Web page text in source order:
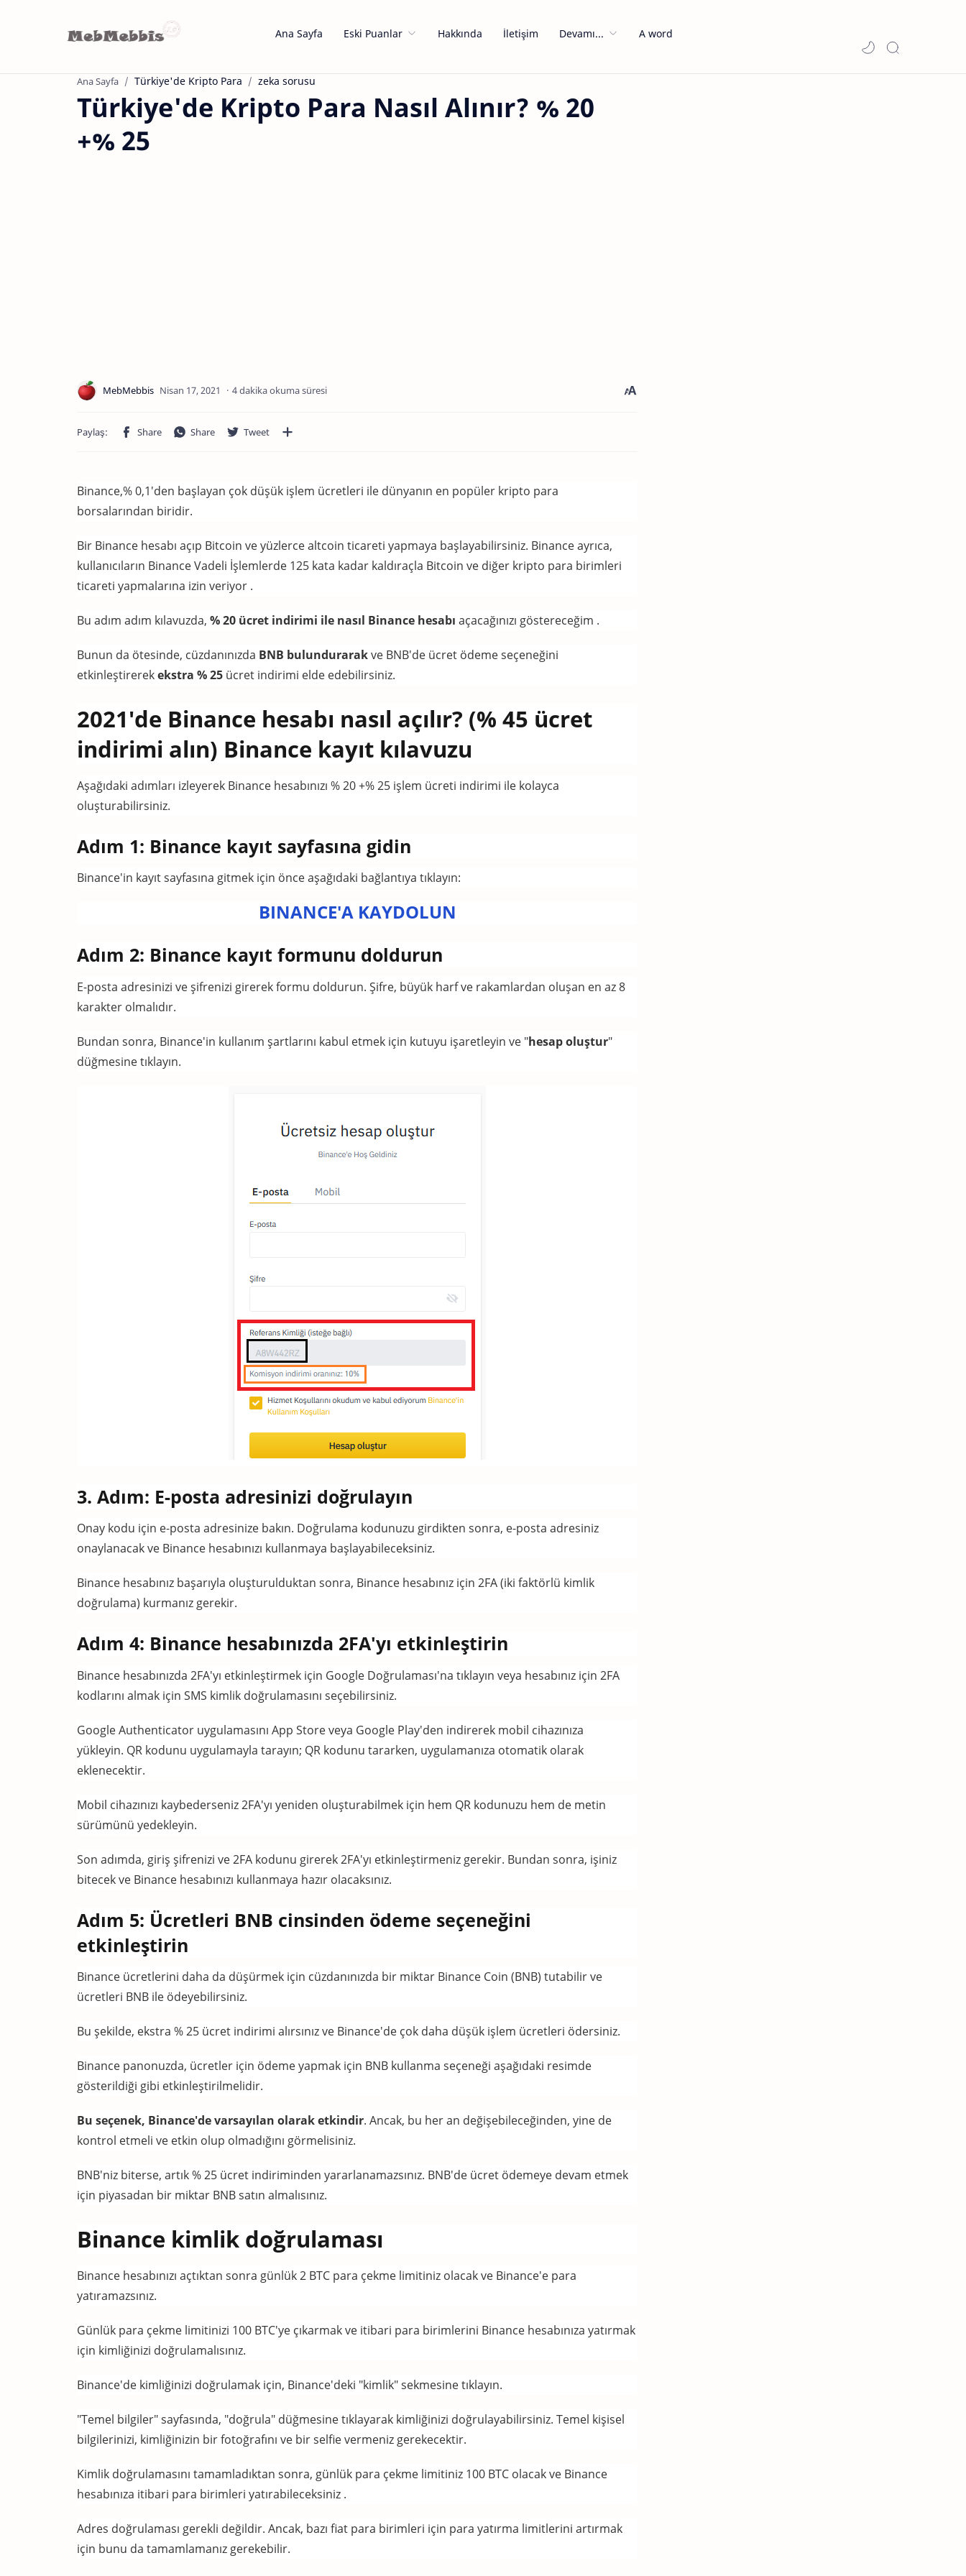
Ana Sayfa Eski Puanlar Hakkında İletişim Devamı... A word
Ana Sayfa Türkiye'de Kripto Para zeka sorusu
Türkiye'de Kripto Para Nasıl Alınır? % 20
+% 25
4 dakika okuma süresi
Binance,% 0,1'den başlayan çok düşük işlem ücretleri ile dünyanın en popüler kripto para
borsalarından biridir.
Bir Binance hesabı açıp Bitcoin ve yüzlerce altcoin ticareti yapmaya başlayabilirsiniz. Binance ayrıca,
kullanıcıların Binance Vadeli İşlemlerde 125 kata kadar kaldıraçla Bitcoin ve diğer kripto para birimleri
ticareti yapmalarına izin veriyor .
Bu adım adım kılavuzda, % 20 ücret indirimi ile nasıl Binance hesabı açacağınızı göstereceğim .
Bunun da ötesinde, cüzdanınızda BNB bulundurarakve BNB'de ücret ödeme seçeneğini
etkinleştirerekekstra % 25 ücret indirimi elde edebilirsiniz.
2021'de Binance hesabı nasıl açılır? (% 45 ücret
indirimi alın) Binance kayıt kılavuzu
Aşağıdaki adımları izleyerek Binance hesabınızı % 20 +% 25 işlem ücreti indirimi ile kolayca
oluşturabilirsiniz.
Adım 1: Binance kayıt sayfasına gidin
Binance'in kayıt sayfasına gitmek için önce aşağıdaki bağlantıya tıklayın:
BINANCE'A KAYDOLUN
Adım 2: Binance kayıt formunu doldurun
E-posta adresinizi ve şifrenizi girerek formu doldurun. Şifre, büyük harf ve rakamlardan oluşan en az 8
karakter olmalıdır.
Bundan sonra, Binance'in kullanım şartlarını kabul etmek için kutuyu işaretleyin ve "hesap oluştur"
düğmesine tıklayın.
3. Adım: E-posta adresinizi doğrulayın
Onay kodu için e-posta adresinize bakın. Doğrulama kodunuzu girdikten sonra, e-posta adresiniz
onaylanacak ve Binance hesabınızı kullanmaya başlayabileceksiniz.
Binance hesabınız başarıyla oluşturulduktan sonra, Binance hesabınız için 2FA (iki faktörlü kimlik
doğrulama) kurmanız gerekir.
Adım 4: Binance hesabınızda 2FA'yı etkinleştirin
Binance hesabınızda 2FA'yı etkinleştirmek için Google Doğrulaması'na tıklayın veya hesabınız için 2FA
kodlarını almak için SMS kimlik doğrulamasını seçebilirsiniz.
Google Authenticator uygulamasını App Store veya Google Play'den indirerek mobil cihazınıza
yükleyin. QR kodunu uygulamayla tarayın; QR kodunu tararken, uygulamanıza otomatik olarak
eklenecektir.
Mobil cihazınızı kaybederseniz 2FA'yı yeniden oluşturabilmek için hem QR kodunuzu hem de metin
sürümünü yedekleyin.
Son adımda, giriş şifrenizi ve 2FA kodunu girerek 2FA'yı etkinleştirmeniz gerekir. Bundan sonra, işiniz
bitecek ve Binance hesabınızı kullanmaya hazır olacaksınız.
Adım 5: Ücretleri BNB cinsinden ödeme seçeneğini
etkinleştirin
Binance ücretlerini daha da düşürmek için cüzdanınızda bir miktar Binance Coin (BNB) tutabilir ve
ücretleri BNB ile ödeyebilirsiniz.
Bu şekilde, ekstra % 25 ücret indirimi alırsınız ve Binance'de çok daha düşük işlem ücretleri ödersiniz.
Binance panonuzda, ücretler için ödeme yapmak için BNB kullanma seçeneği aşağıdaki resimde
gösterildiği gibi etkinleştirilmelidir.
Bu seçenek, Binance'de varsayılan olarak etkindir. Ancak, bu her an değişebileceğinden, yine de
kontrol etmeli ve etkin olup olmadığını görmelisiniz.
BNB'niz biterse, artık % 25 ücret indiriminden yararlanamazsınız. BNB'de ücret ödemeye devam etmek
için piyasadan bir miktar BNB satın almalısınız.
Binance kimlik doğrulaması
Binance hesabınızı açtıktan sonra günlük 2 BTC para çekme limitiniz olacak ve Binance'e para
yatıramazsınız.
Günlük para çekme limitinizi 100 BTC'ye çıkarmak ve itibari para birimlerini Binance hesabınıza yatırmak
için kimliğinizi doğrulamalısınız.
Binance'de kimliğinizi doğrulamak için, Binance'deki "kimlik" sekmesine tıklayın.
"Temel bilgiler" sayfasında, "doğrula" düğmesine tıklayarak kimliğinizi doğrulayabilirsiniz. Temel kişisel
bilgilerinizi, kimliğinizin bir fotoğrafını ve bir selfie vermeniz gerekecektir.
Kimlik doğrulamasını tamamladıktan sonra, günlük para çekme limitiniz 100 BTC olacakve Binance
hesabınıza itibari para birimleri yatırabileceksiniz .
Adres doğrulaması gerekli değildir. Ancak, bazı fiat para birimleri için para yatırma limitlerini artırmak
için bunu da tamamlamanız gerekebilir.